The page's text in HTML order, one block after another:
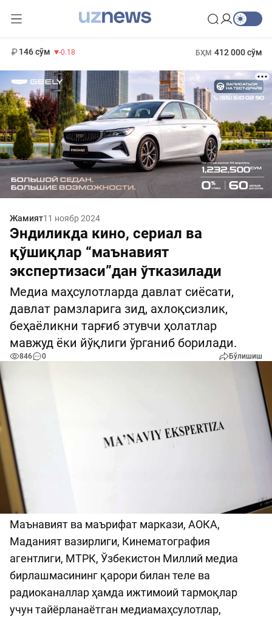
146 сўм -0.18 БҲМ 412 000 сўм
Жамият11 ноябр 2024
Эндиликда кино, сериал ва
қўшиқлар “маънавият
экспертизаси”дан ўтказилади
Медиа маҳсулотларда давлат сиёсати,
давлат рамзларига зид, ахлоқсизлик,
беҳаёликни тарғиб этувчи ҳолатлар
мавжуд ёки йўқлиги ўрганиб борилади.
846 0 Бўлишиш
Маънавият ва маърифат маркази, АОКА,
Маданият вазирлиги, Кинематография
агентлиги, МТРК, Ўзбекистон Миллий медиа
бирлашмасининг қарори билан теле ва
радиоканаллар ҳамда ижтимоий тармоқлар
учун тайёрланаётган медиамаҳсулотлар,